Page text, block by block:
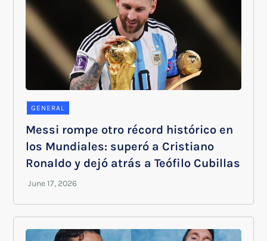
GENERAL
Messi rompe otro récord histórico en
los Mundiales: superó a Cristiano
Ronaldo y dejó atrás a Teófilo Cubillas